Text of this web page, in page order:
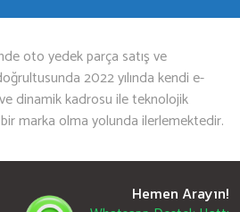
oto yedek parça satış ve
2022 yılında kendi e-
dinamik kadrosu ile teknolojik
marka olma yolunda ilerlemektedir.
Hemen Arayın!